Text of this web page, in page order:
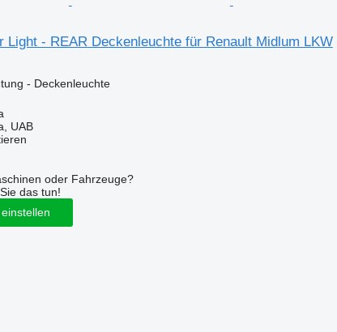
Light - REAR Deckenleuchte für Renault Midlum LKW
- Deckenleuchte
UAB
oder Fahrzeuge?
das tun!